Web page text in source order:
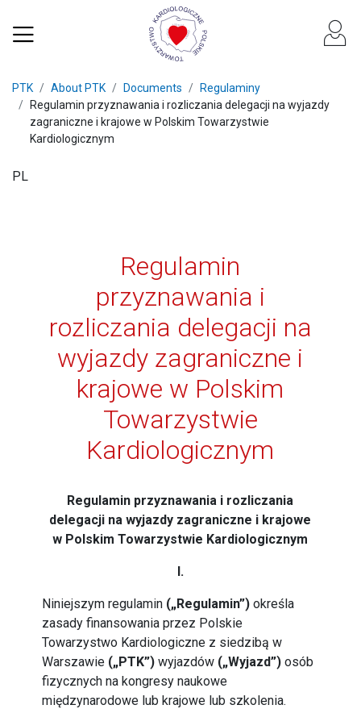
PTK About PTK Documents
Regulaminy
Regulamin przyznawania i rozliczania delegacji na wyjazdy
zagraniczne i krajowe w Polskim Towarzystwie
Kardiologicznym
PL
Regulamin
przyznawania i
rozliczania delegacji na
wyjazdy zagraniczne i
krajowe w Polskim
Towarzystwie
Kardiologicznym
Regulamin przyznawania i rozliczania
delegacji na wyjazdy zagraniczne i krajowe
w Polskim Towarzystwie Kardiologicznym
I.
Niniejszym regulamin („Regulamin”) określa
zasady finansowania przez Polskie
Towarzystwo Kardiologiczne z siedzibą w
Warszawie („PTK”) wyjazdów („Wyjazd”) osób
fizycznych na kongresy naukowe
międzynarodowe lub krajowe lub szkolenia.